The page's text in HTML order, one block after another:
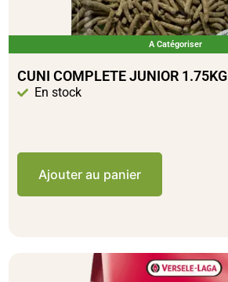
A Catégoriser
CUNI COMPLETE JUNIOR 1.75KG
En stock
Ajouter au panier